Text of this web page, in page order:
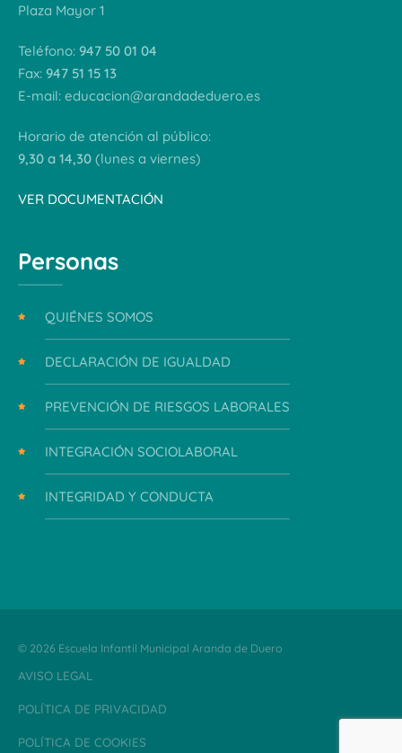
Plaza Mayor 1
Teléfono: 947 50 01 04
Fax: 947 51 15 13
E-mail: educacion@arandadeduero.es
Horario de atención al público:
9,30 a 14,30 (lunes a viernes)
VER DOCUMENTACIÓN
Personas
QUIÉNES SOMOS
DECLARACIÓN DE IGUALDAD
PREVENCIÓN DE RIESGOS LABORALES
INTEGRACIÓN SOCIOLABORAL
INTEGRIDAD Y CONDUCTA
© 2026 Escuela Infantil Municipal Aranda de Duero
AVISO LEGAL
POLÍTICA DE PRIVACIDAD
POLÍTICA DE COOKIES